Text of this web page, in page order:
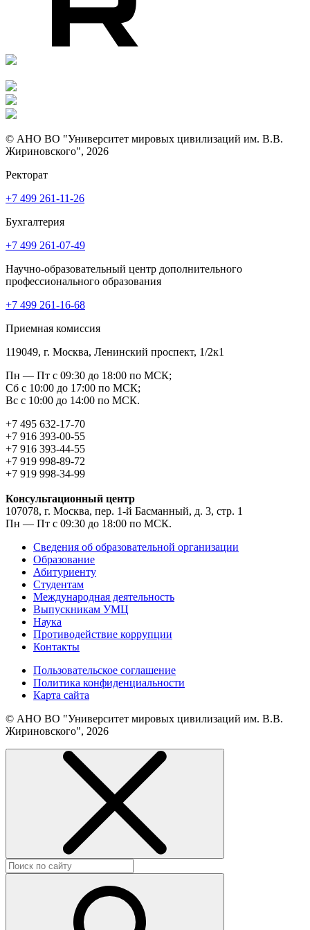
© АНО ВО "Университет мировых цивилизаций им. В.В.
Жириновского", 2026
Ректорат
+7 499 261-11-26
Бухгалтерия
+7 499 261-07-49
Научно-образовательный центр дополнительного
профессионального образования
+7 499 261-16-68
Приемная комиссия
119049, г. Москва, Ленинский проспект, 1/2к1
Пн — Пт с 09:30 до 18:00 по МСК;
Сб с 10:00 до 17:00 по МСК;
Вс с 10:00 до 14:00 по МСК.
+7 495 632-17-70
+7 916 393-00-55
+7 916 393-44-55
+7 919 998-89-72
+7 919 998-34-99
Консультационный центр
107078, г. Москва, пер. 1-й Басманный, д. 3, стр. 1
Пн — Пт с 09:30 до 18:00 по МСК.
Сведения об образовательной организации
Образование
Абитуриенту
Студентам
Международная деятельность
Выпускникам УМЦ
Наука
Противодействие коррупции
Контакты
Пользовательское соглашение
Политика конфиденциальности
Карта сайта
© АНО ВО "Университет мировых цивилизаций им. В.В.
Жириновского", 2026